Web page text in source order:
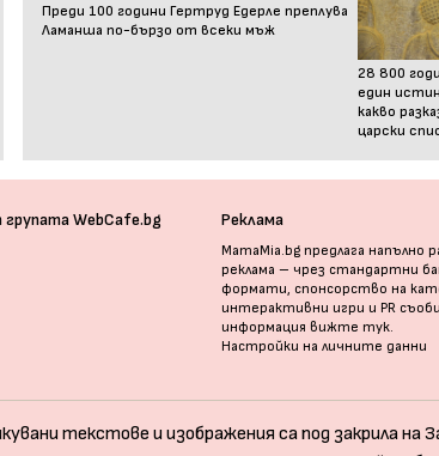
Преди 100 години Гертруд Едерле преплува
Ламанша по-бързо от всеки мъж
28 800
един
какво
царски
WebCafe.bg Реклама
MamaMia.bg предлага напълно
реклама – чрез стандартни
формати, спонсорство на
интерактивни игри и PR
информация вижте тук.
Настройки на личните данни
текстове и изображения са под закрила на